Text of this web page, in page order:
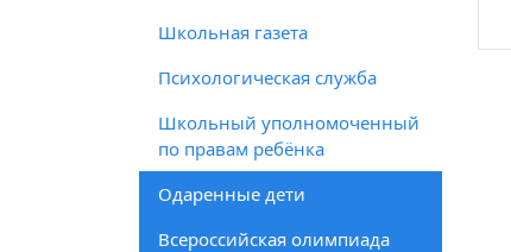
Школьная газета
Психологическая служба
Школьный уполномоченный
по правам ребёнка
Одаренные дети
Всероссийская олимпиада